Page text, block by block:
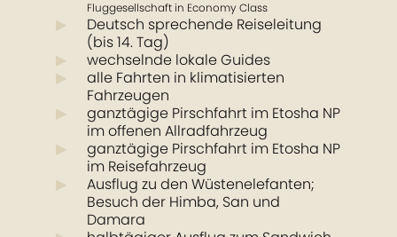
Fluggesellschaft in Economy Class
Deutsch sprechende Reiseleitung
(bis 14. Tag)
wechselnde lokale Guides
alle Fahrten in klimatisierten
Fahrzeugen
ganztägige Pirschfahrt im Etosha NP
im offenen Allradfahrzeug
ganztägige Pirschfahrt im Etosha NP
im Reisefahrzeug
Ausflug zu den Wüstenelefanten;
Besuch der Himba, San und
Damara